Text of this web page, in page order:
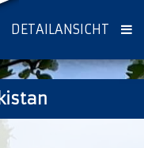
DETAILANSICHT